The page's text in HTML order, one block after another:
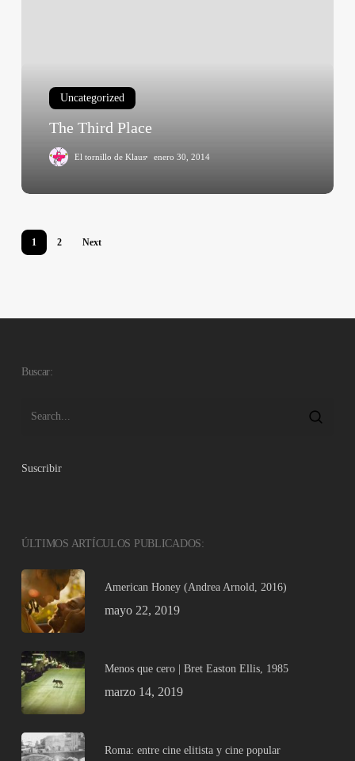
Uncategorized
The Third Place
El tornillo de Klaus enero 30, 2014
1 2 Next
Buscar:
Suscribir
ÚLTIMOS ARTÍCULOS PUBLICADOS:
American Honey (Andrea Arnold, 2016)
mayo 22, 2019
Menos que cero | Bret Easton Ellis, 1985
marzo 14, 2019
Roma: entre cine elitista y cine popular